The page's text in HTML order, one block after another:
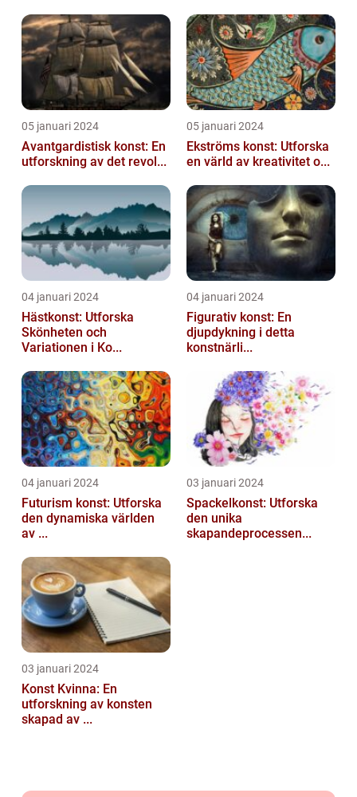
05 januari 2024
Avantgardistisk konst: En
utforskning av det revol...
05 januari 2024
Ekströms konst: Utforska
en värld av kreativitet o...
04 januari 2024
Hästkonst: Utforska
Skönheten och
Variationen i Ko...
04 januari 2024
Figurativ konst: En
djupdykning i detta
konstnärli...
04 januari 2024
Futurism konst: Utforska
den dynamiska världen
av ...
03 januari 2024
Spackelkonst: Utforska
den unika
skapandeprocessen...
03 januari 2024
Konst Kvinna: En
utforskning av konsten
skapad av ...